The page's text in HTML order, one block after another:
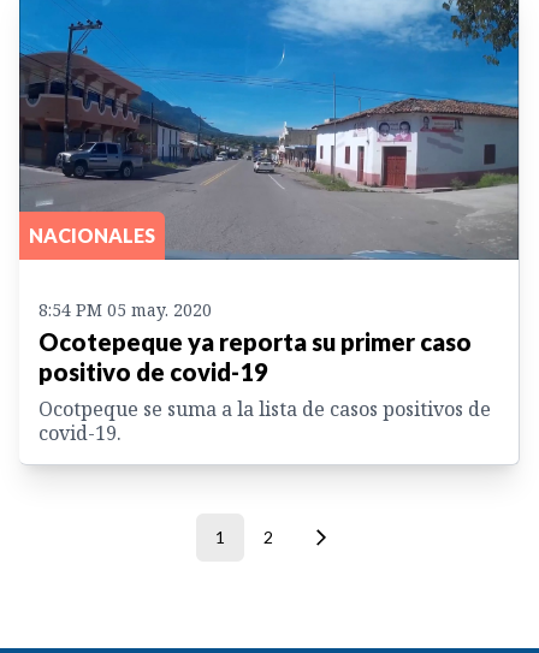
NACIONALES
8:54 PM 05 may. 2020
Ocotepeque ya reporta su primer caso
positivo de covid-19
Ocotpeque se suma a la lista de casos positivos de
covid-19.
1 2